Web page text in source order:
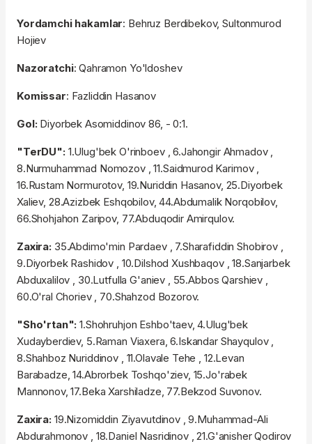
Yordamchi hakamlar: Behruz Berdibekov, Sultonmurod
Hojiev
Nazoratchi: Qahramon Yo'ldoshev
Komissar: Fazliddin Hasanov
Gol: Diyorbek Asomiddinov 86, - 0:1.
"TerDU": 1.Ulug'bek O'rinboev , 6.Jahongir Ahmadov ,
8.Nurmuhammad Nomozov , 11.Saidmurod Karimov ,
16.Rustam Normurotov, 19.Nuriddin Hasanov, 25.Diyorbek
Xaliev, 28.Azizbek Eshqobilov, 44.Abdumalik Norqobilov,
66.Shohjahon Zaripov, 77.Abduqodir Amirqulov.
Zaxira:35.Abdimo'min Pardaev , 7.Sharafiddin Shobirov ,
9.Diyorbek Rashidov , 10.Dilshod Xushbaqov , 18.Sanjarbek
Abduxalilov , 30.Lutfulla G'aniev , 55.Abbos Qarshiev ,
60.O'ral Choriev , 70.Shahzod Bozorov.
"Sho'rtan": 1.Shohruhjon Eshbo'taev, 4.Ulug'bek
Xudayberdiev, 5.Raman Viaxera, 6.Iskandar Shayqulov ,
8.Shahboz Nuriddinov , 11.Olavale Tehe , 12.Levan
Barabadze, 14.Abrorbek Toshqo'ziev, 15.Jo'rabek
Mannonov, 17.Beka Xarshiladze, 77.Bekzod Suvonov.
Zaxira:19.Nizomiddin Ziyavutdinov , 9.Muhammad-Ali
Abdurahmonov , 18.Daniel Nasridinov , 21.G'anisher Qodirov